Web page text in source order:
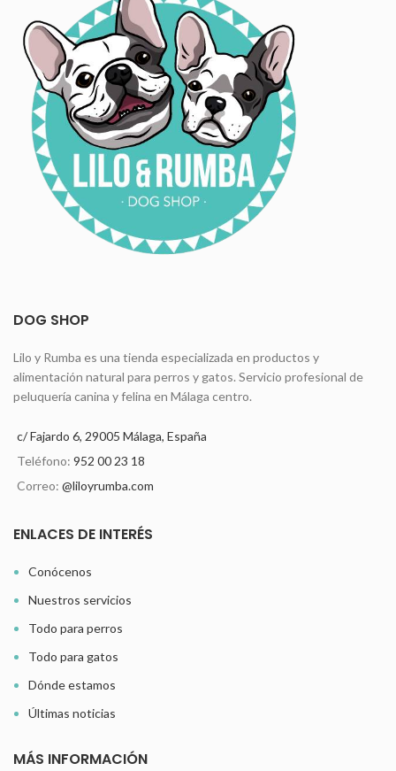
DOG SHOP
Lilo y Rumba es una tienda especializada en productos y
alimentación natural para perros y gatos. Servicio profesional de
peluquería canina y felina en Málaga centro.
c/ Fajardo 6, 29005 Málaga, España
Teléfono: 952 00 23 18
Correo: @liloyrumba.com
ENLACES DE INTERÉS
Conócenos
Nuestros servicios
Todo para perros
Todo para gatos
Dónde estamos
Últimas noticias
MÁS INFORMACIÓN